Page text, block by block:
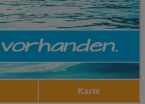
Karte